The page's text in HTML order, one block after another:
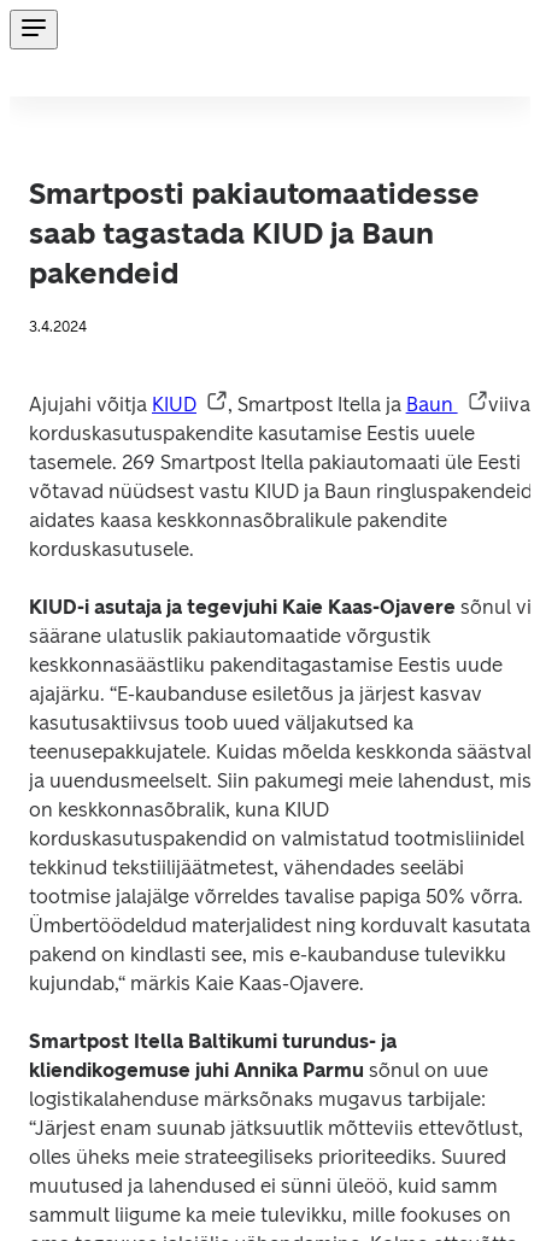
Smartposti pakiautomaatidesse
saab tagastada KIUD ja Baun
pakendeid
3.4.2024
Ajujahi võitja KIUD , Smartpost Itella ja Baun
korduskasutuspakendite kasutamise Eestis uuele
tasemele. 269 Smartpost Itella pakiautomaati üle Eesti
võtavad nüüdsest vastu KIUD ja Baun ringluspakendeid,
aidates kaasa keskkonnasõbralikule pakendite
korduskasutusele.
KIUD-i asutaja ja tegevjuhi Kaie Kaas-Ojavere sõnul
säärane ulatuslik pakiautomaatide võrgustik
keskkonnasäästliku pakenditagastamise Eestis uude
ajajärku. “E-kaubanduse esiletõus ja järjest kasvav
kasutusaktiivsus toob uued väljakutsed ka
teenusepakkujatele. Kuidas mõelda keskkonda säästvalt
ja uuendusmeelselt. Siin pakumegi meie lahendust, mis
on keskkonnasõbralik, kuna KIUD
korduskasutuspakendid on valmistatud tootmisliinidel
tekkinud tekstiilijäätmetest, vähendades seeläbi
tootmise jalajälge võrreldes tavalise papiga 50% võrra.
Ümbertöödeldud materjalidest ning korduvalt kasutatav
pakend on kindlasti see, mis e-kaubanduse tulevikku
kujundab,“ märkis Kaie Kaas-Ojavere.
Smartpost Itella Baltikumi turundus- ja
kliendikogemuse juhi Annika Parmu sõnul on uue
logistikalahenduse märksõnaks mugavus tarbijale:
“Järjest enam suunab jätksuutlik mõtteviis ettevõtlust,
olles üheks meie strateegiliseks prioriteediks. Suured
muutused ja lahendused ei sünni üleöö, kuid samm
sammult liigume ka meie tulevikku, mille fookuses on